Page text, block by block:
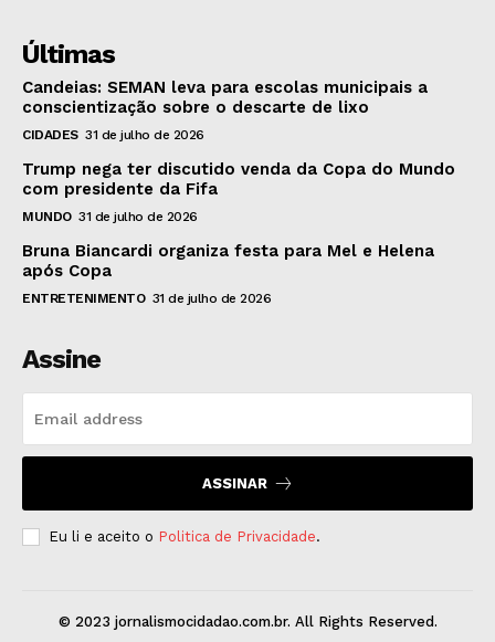
Últimas
Candeias: SEMAN leva para escolas municipais a
conscientização sobre o descarte de lixo
CIDADES 31 de julho de 2026
Trump nega ter discutido venda da Copa do Mundo
com presidente da Fifa
MUNDO 31 de julho de 2026
Bruna Biancardi organiza festa para Mel e Helena
após Copa
ENTRETENIMENTO 31 de julho de 2026
Assine
ASSINAR
Eu li e aceito o Politica de Privacidade.
© 2023 jornalismocidadao.com.br. All Rights Reserved.